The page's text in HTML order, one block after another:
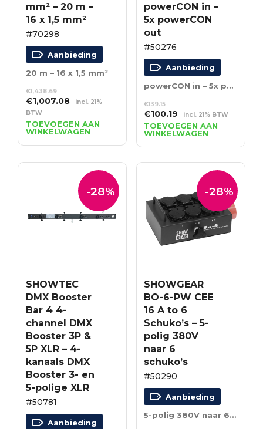
mm² – 20 m –
16 x 1,5 mm²
#70298
Aanbieding
20 m – 16 x 1,5 mm²
€1,438.69
Oorspronkelijke
prijs
was:
€1,438.69.
€1,007.08Huidige
is:
€1,007.08.
incl. 21%
BTW
TOEVOEGEN AAN
WINKELWAGEN
powerCON in –
5x powerCON
out
#50276
Aanbieding
powerCON in – 5x powerCON out
€139.15
Oorspronkelijke
prijs
was:
€139.15.
€100.19 Huidige
prijs
is:
€100.19.
incl. 21% BTW
TOEVOEGEN AAN
WINKELWAGEN
-28%
SHOWTEC
DMX Booster
Bar 4 4-
channel DMX
Booster 3P &
5P XLR – 4-
kanaals DMX
Booster 3- en
5-polige XLR
#50781
Aanbieding
-28%
SHOWGEAR
BO-6-PW CEE
16 A to 6
Schuko’s – 5-
polig 380V
naar 6
schuko’s
#50290
Aanbieding
5-polig 380V naar 6 schuko’s